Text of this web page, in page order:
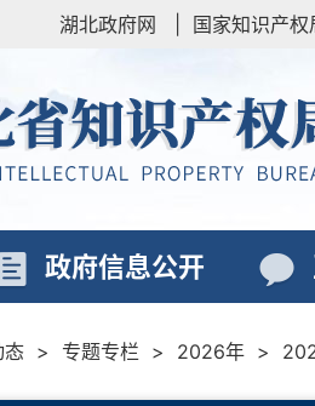
湖北政府网 国家知识产权
政府信息公开
态 > 专题专栏 > 2026年 >